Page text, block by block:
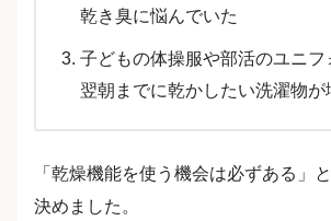
乾き臭に悩んでいた
子どもの体操服や部活のユニフ
翌朝までに乾かしたい洗濯物が
「乾燥機能を使う機会は必ずある」
決めました。